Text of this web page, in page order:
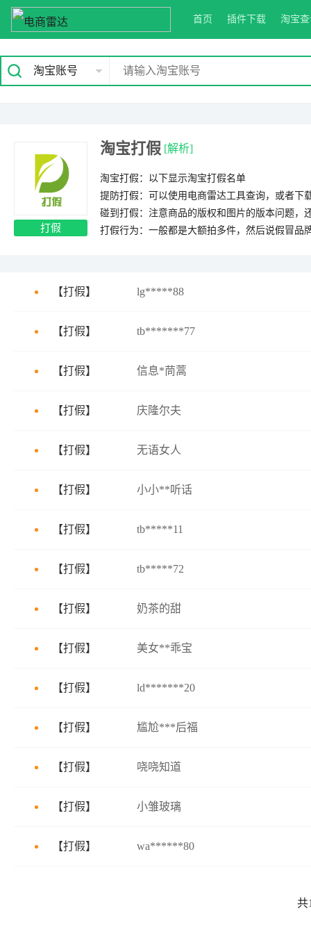
首页 插件下载 淘宝
淘宝账号
打假
淘宝打假 [解析]
淘宝打假：以下显示淘宝打假名单
提防打假：可以使用电商雷达工具查询，或者下
碰到打假：注意商品的版权和图片的版本问题，
打假行为：一般都是大额拍多件，然后说假冒品
【打假】 lg*****88
【打假】 tb*******77
【打假】 信息*茼蒿
【打假】 庆隆尔夫
【打假】 无语女人
【打假】 小小**听话
【打假】 tb*****11
【打假】 tb*****72
【打假】 奶茶的甜
【打假】 美女**乖宝
【打假】 ld*******20
【打假】 尴尬***后福
【打假】 哓哓知道
【打假】 小雏玻璃
【打假】 wa******80
共